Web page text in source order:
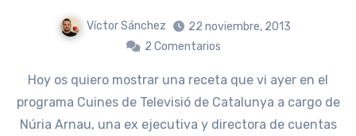
Víctor Sánchez
22 noviembre, 2013
2 Comentarios
Hoy os quiero mostrar una receta que vi ayer en el
programa Cuines de Televisió de Catalunya a cargo de
Núria Arnau, una ex ejecutiva y directora de cuentas